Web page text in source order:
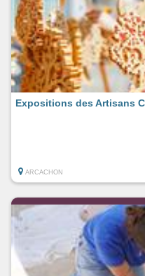
Expositions des Artisans
ARCACHON